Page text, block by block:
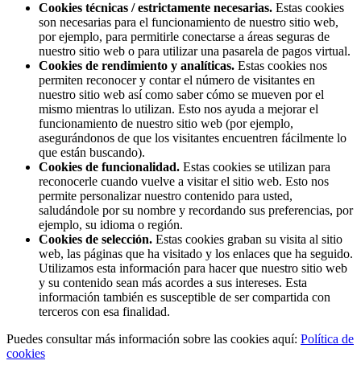
Cookies técnicas / estrictamente necesarias. Estas cookies
son necesarias para el funcionamiento de nuestro sitio web,
por ejemplo, para permitirle conectarse a áreas seguras de
nuestro sitio web o para utilizar una pasarela de pagos virtual.
Cookies de rendimiento y analíticas. Estas cookies nos
permiten reconocer y contar el número de visitantes en
nuestro sitio web así como saber cómo se mueven por el
mismo mientras lo utilizan. Esto nos ayuda a mejorar el
funcionamiento de nuestro sitio web (por ejemplo,
asegurándonos de que los visitantes encuentren fácilmente lo
que están buscando).
Cookies de funcionalidad. Estas cookies se utilizan para
reconocerle cuando vuelve a visitar el sitio web. Esto nos
permite personalizar nuestro contenido para usted,
saludándole por su nombre y recordando sus preferencias, por
ejemplo, su idioma o región.
Cookies de selección. Estas cookies graban su visita al sitio
web, las páginas que ha visitado y los enlaces que ha seguido.
Utilizamos esta información para hacer que nuestro sitio web
y su contenido sean más acordes a sus intereses. Esta
información también es susceptible de ser compartida con
terceros con esa finalidad.
Puedes consultar más información sobre las cookies aquí: Política de
cookies